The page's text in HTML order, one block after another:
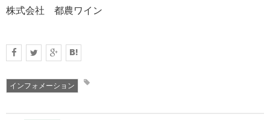
株式会社 都農ワイン
インフォメーション